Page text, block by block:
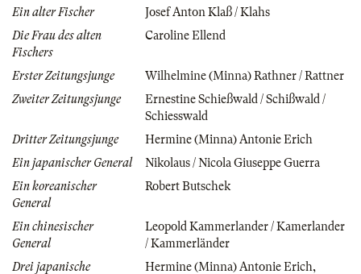
Ein alter Fischer
Josef Anton Klaß / Klahs
Die Frau des alten
Fischers
Caroline Ellend
Erster Zeitungsjunge
Wilhelmine (Minna) Rathner / Rattner
Zweiter Zeitungsjunge
Ernestine Schießwald / Schißwald /
Schiesswald
Dritter Zeitungsjunge
Hermine (Minna) Antonie Erich
Ein japanischer General
Nikolaus / Nicola Giuseppe Guerra
Ein koreanischer
General
Robert Butschek
Ein chinesischer
General
Leopold Kammerlander / Kamerlander
/ Kammerländer
Drei japanische
Hermine (Minna) Antonie Erich,